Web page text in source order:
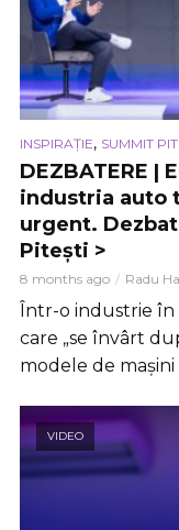
INSPIRAȚIE, SUMMIT
DEZBATERE |
industria auto
urgent.
Pitești >
8 months ago Radu
Într-o industrie
care „se învârt
modele de mașini
VIDEO